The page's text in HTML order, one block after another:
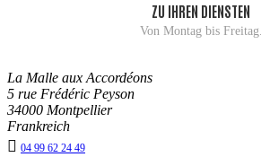
ZU IHREN DIENSTEN
Von Montag bis Freitag.
La Malle aux Accordéons
5 rue Frédéric Peyson
34000 Montpellier
Frankreich
 04 99 62 24 49